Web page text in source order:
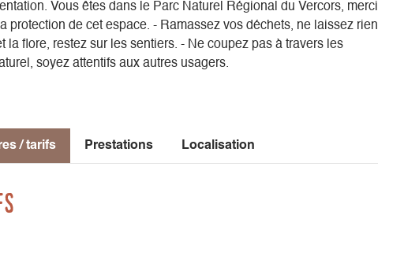
Vous êtes dans le Parc Naturel Régional du Vercors, merci
protection de cet espace. - Ramassez vos déchets, ne laissez rien
la flore, restez sur les sentiers. - Ne coupez pas à travers les
soyez attentifs aux autres usagers.
/ tarifs Prestations Localisation